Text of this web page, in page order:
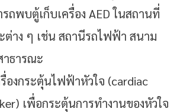
ถพบตู้เก็บเครื่อง AED ในสถานที่
ต่าง ๆ เช่น สถานีรถไฟฟ้า สนาม
ธารณะ
องกระตุ้นไฟฟ้าหัวใจ (cardiac
เพื่อกระตุ้นการทำงานของหัวใจ